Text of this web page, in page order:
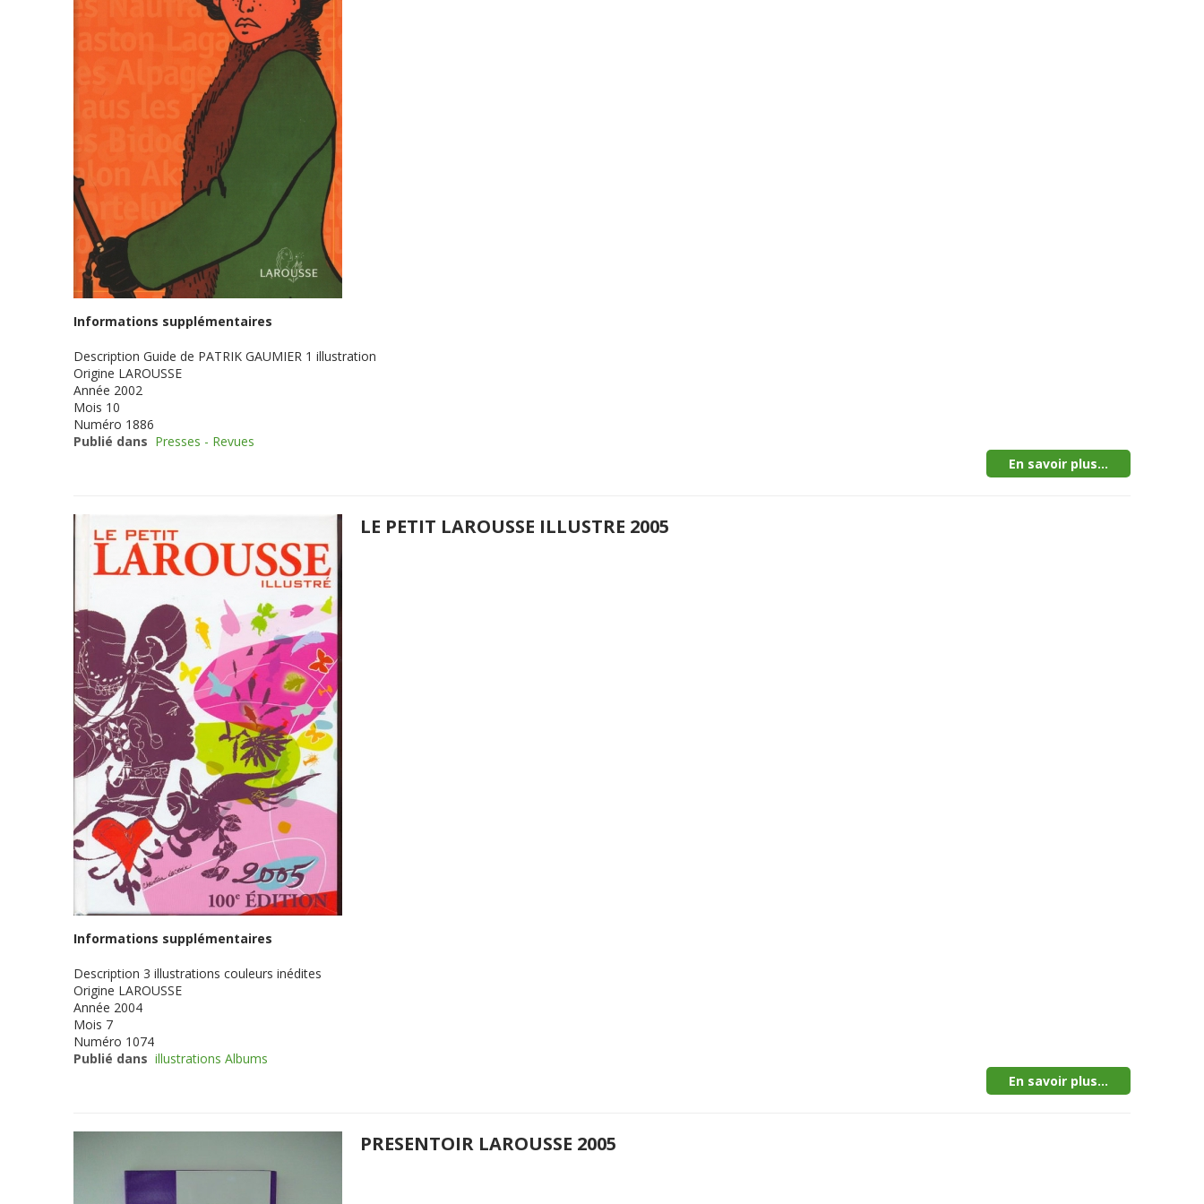
Informations supplémentaires
Description Guide de PATRIK GAUMIER 1 illustration
Origine LAROUSSE
Année 2002
Mois 10
Numéro 1886
Publié dans Presses - Revues
En savoir plus...
LE PETIT LAROUSSE ILLUSTRE 2005
Informations supplémentaires
Description 3 illustrations couleurs inédites
Origine LAROUSSE
Année 2004
Mois 7
Numéro 1074
Publié dans illustrations Albums
En savoir plus...
PRESENTOIR LAROUSSE 2005